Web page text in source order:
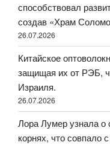
способствовал
создав «Храм
26.07.2026
Китайское
защищая их от РЭБ,
Израиля.
26.07.2026
Лора Лумер узнала о
корнях, что совпало